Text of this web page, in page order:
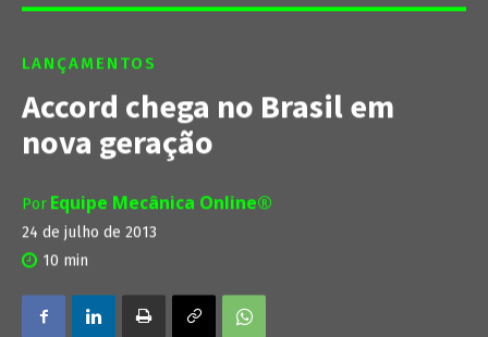
LANÇAMENTOS
Accord chega no Brasil em
nova geração
Por Equipe Mecânica Online®
24 de julho de 2013
10 min